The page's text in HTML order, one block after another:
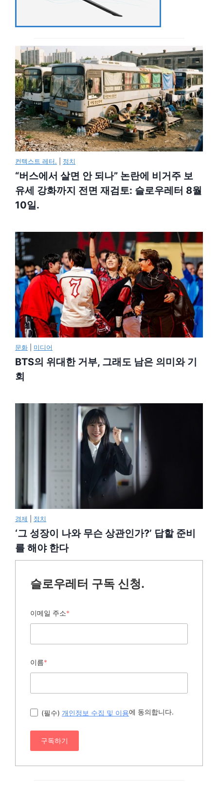
컨텍스트 레터. 정치
“버스에서 살면 안 되나” 논란에 비거주 보
유세 강화까지 전면 재검토: 슬로우레터 8월
10일.
문화 미디어
BTS의 위대한 거부, 그래도 남은 의미와 기
회
경제 정치
‘그 성장이 나와 무슨 상관인가?’ 답할 준비
를 해야 한다
슬로우레터 구독 신청.
이메일 주소*
이름*
(필수) 개인정보 수집 및 이용에 동의합니다.
구독하기